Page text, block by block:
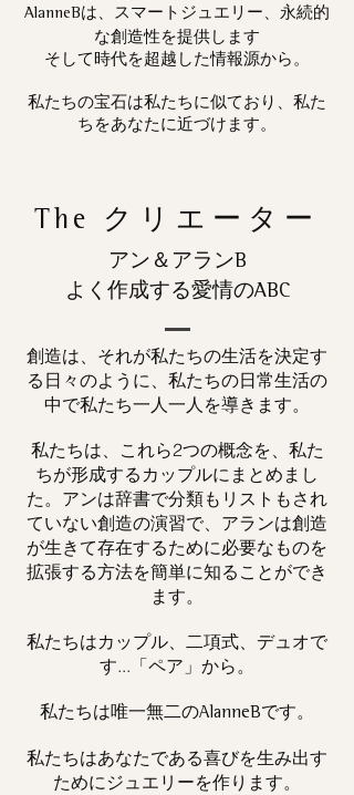
AlanneBは、スマートジュエリー、永続的
な創造性を提供します
そして時代を超越した情報源から。
私たちの宝石は私たちに似ており、私た
ちをあなたに近づけます。
The クリエーター
アン＆アランB
よく作成する愛情のABC
創造は、それが私たちの生活を決定す
る日々のように、私たちの日常生活の
中で私たち一人一人を導きます。
私たちは、これら2つの概念を、私た
ちが形成するカップルにまとめまし
た。アンは辞書で分類もリストもされ
ていない創造の演習で、アランは創造
が生きて存在するために必要なものを
拡張する方法を簡単に知ることができ
ます。
私たちはカップル、二項式、デュオで
す...「ペア」から。
私たちは唯一無二のAlanneBです。
私たちはあなたである喜びを生み出す
ためにジュエリーを作ります。